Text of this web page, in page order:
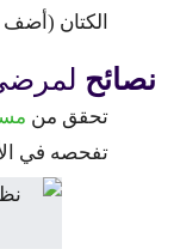
الكتان
نصائح
تحقق من
تفحصه في